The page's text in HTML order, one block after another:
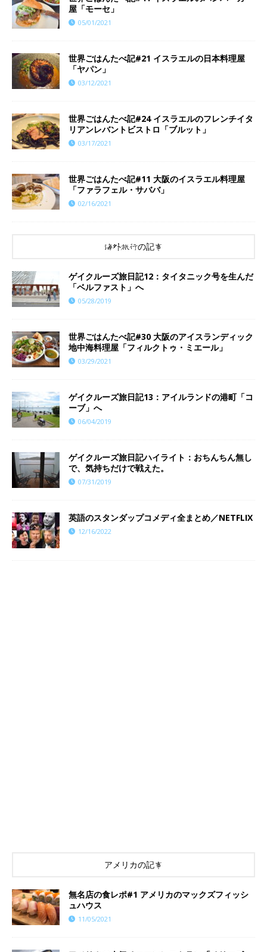
屋「モーセ」
05/01/2021
世界ごはんたべ記#21 イスラエルの日本料理屋
「ヤパン」
03/12/2021
世界ごはんたべ記#24 イスラエルのフレンチイタ
リアンレバントビストロ「ブルット」
03/17/2021
世界ごはんたべ記#11 大阪のイスラエル料理屋
「ファラフェル・サババ」
02/16/2021
海外旅行の記事
ゲイクルーズ旅日記12：タイタニック号を生んだ
「ベルファスト」へ
05/28/2019
世界ごはんたべ記#30 大阪のアイスランディック
地中海料理屋「フィルクトゥ・ミエール」
03/29/2021
ゲイクルーズ旅日記13：アイルランドの港町「コ
ーブ」へ
06/04/2019
ゲイクルーズ旅日記ハイライト：おちんちん無し
で、気持ちだけで戦えた。
07/31/2019
英語のスタンダップコメディ全まとめ／NETFLIX
12/16/2022
アメリカの記事
無名店の食レポ#1 アメリカのマックズフィッシ
ュハウス
11/05/2021